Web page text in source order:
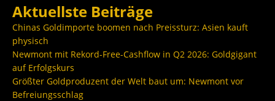
Aktuellste Beiträge
Chinas Goldimporte boomen nach Preissturz: Asien kauft
physisch
Newmont mit Rekord-Free-Cashflow in Q2 2026: Goldgigant
auf Erfolgskurs
Größter Goldproduzent der Welt baut um: Newmont vor
Befreiungsschlag